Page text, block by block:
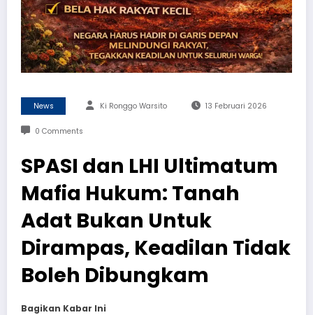
News Ki Ronggo Warsito 13 Februari 2026
0 Comments
SPASI dan LHI Ultimatum
Mafia Hukum: Tanah
Adat Bukan Untuk
Dirampas, Keadilan Tidak
Boleh Dibungkam
Bagikan Kabar Ini